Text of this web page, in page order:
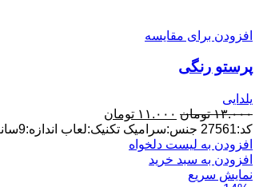
افزودن برای مقایسه
پرستو رنگی
یلدایی
۱۳.۰۰۰ تومان قیمت
اصلی:
۱۳.۰۰۰ تومان
بود.
۱۱.۰۰۰ تومان
فعلی:
کد:27561 جنس:سرامیک تکنیک:لعاب اندازه:9سانت تعداددرکارتن:240عدد پخش عمده ارسال ازلالجین
افزودن به لیست دلخواه
افزودن به سبد خرید
نمایش سریع